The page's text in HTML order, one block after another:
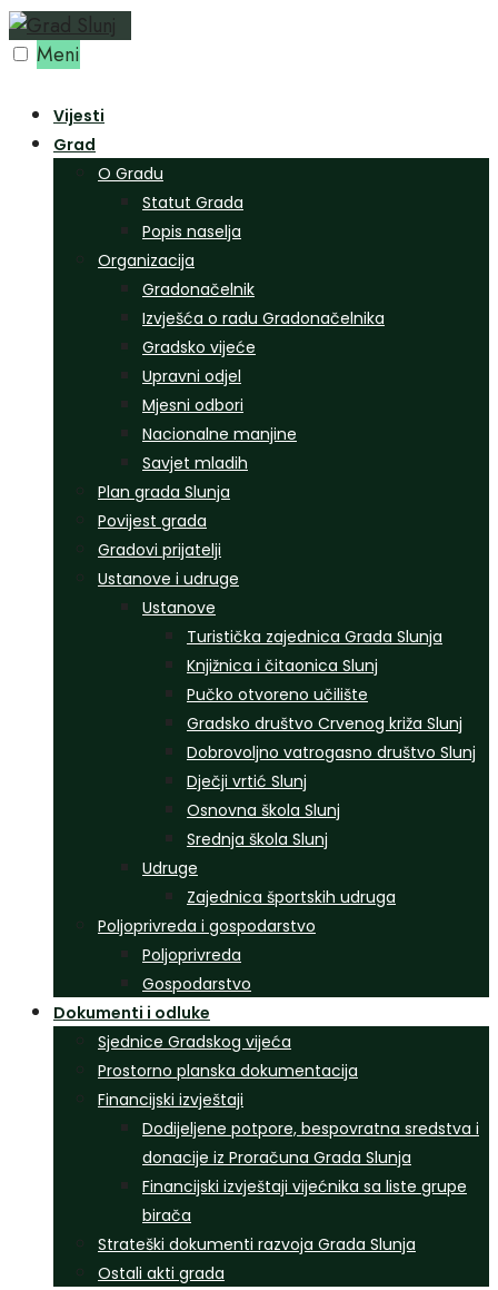
Preskoči
na Meni
Vijesti
Grad
O Gradu
Statut Grada
Popis naselja
Organizacija
Gradonačelnik
Izvješća o radu Gradonačelnika
Gradsko vijeće
Upravni odjel
Mjesni odbori
Nacionalne manjine
Savjet mladih
Plan grada Slunja
Povijest grada
Gradovi prijatelji
Ustanove i udruge
Ustanove
Turistička zajednica Grada Slunja
Knjižnica i čitaonica Slunj
Pučko otvoreno učilište
Gradsko društvo Crvenog križa Slunj
Dobrovoljno vatrogasno društvo Slunj
Dječji vrtić Slunj
Osnovna škola Slunj
Srednja škola Slunj
Udruge
Zajednica športskih udruga
Poljoprivreda i gospodarstvo
Poljoprivreda
Gospodarstvo
Dokumenti i odluke
Sjednice Gradskog vijeća
Prostorno planska dokumentacija
Financijski izvještaji
Dodijeljene potpore, bespovratna sredstva i
donacije iz Proračuna Grada Slunja
Financijski izvještaji vijećnika sa liste grupe
birača
Strateški dokumenti razvoja Grada Slunja
Ostali akti grada